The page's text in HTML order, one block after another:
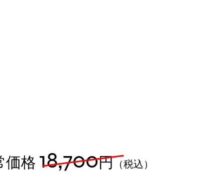
価格 18,700円 （税込）